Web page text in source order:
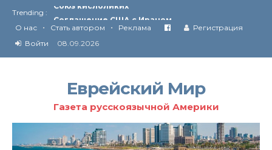
Trending :
Технология Революции в Иране
О нас • Стать автором • Реклама
Регистрация
Войти
08.09.2026
Еврейский Мир
Газета русскоязычной Америки